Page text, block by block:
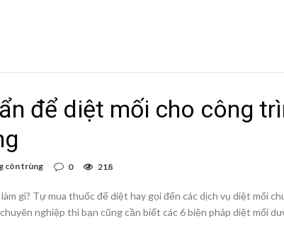
để diệt mối cho công
côn trùng 0 218
gì? Tự mua thuốc để diệt hay gọi đến các dịch vụ diệt mối
nghiệp thì bạn cũng cần biết các 6 biện pháp diệt mối